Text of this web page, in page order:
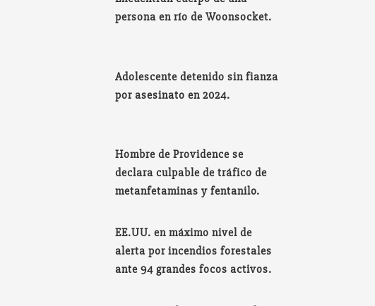
persona en río de Woonsocket.
Adolescente detenido sin fianza
por asesinato en 2024.
Hombre de Providence se
declara culpable de tráfico de
metanfetaminas y fentanilo.
EE.UU. en máximo nivel de
alerta por incendios forestales
ante 94 grandes focos activos.